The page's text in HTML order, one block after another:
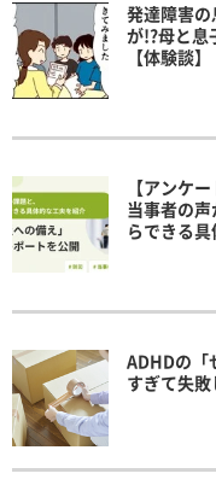
発達障害
が!?母と息
【体験談】
【アンケ
当事者の
らできる
ADHDの「
すぎて失敗